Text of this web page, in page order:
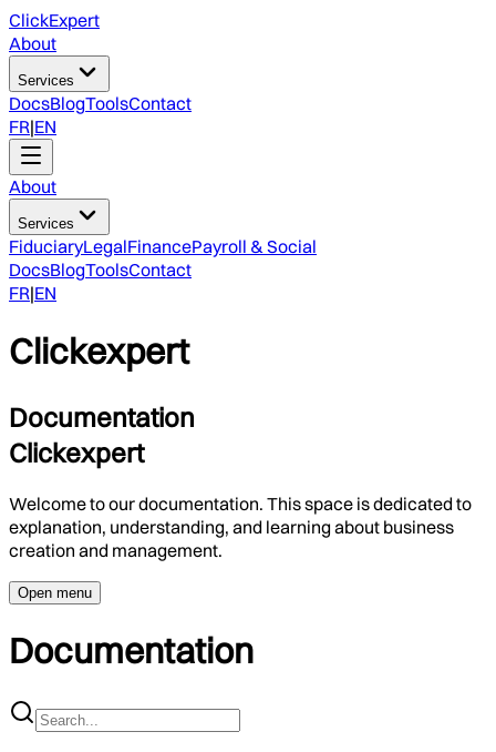
ClickExpert
About
Services
DocsBlogToolsContact
FR|EN
About
Services
FiduciaryLegalFinancePayroll & Social
DocsBlogToolsContact
FR|EN
Clickexpert
Documentation
Clickexpert
Welcome to our documentation. This space is dedicated to
explanation, understanding, and learning about business
creation and management.
Open menu
Documentation